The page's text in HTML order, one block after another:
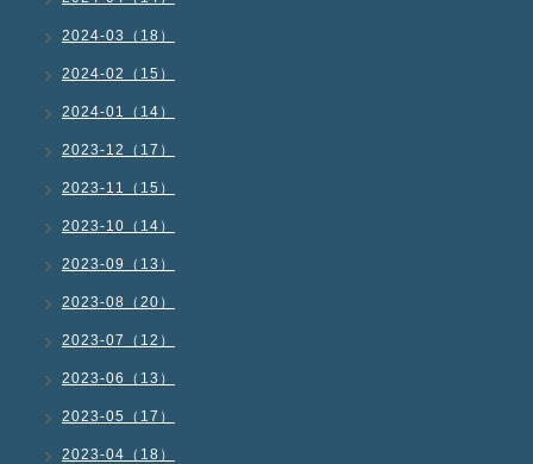
2024-03（18）
2024-02（15）
2024-01（14）
2023-12（17）
2023-11（15）
2023-10（14）
2023-09（13）
2023-08（20）
2023-07（12）
2023-06（13）
2023-05（17）
2023-04（18）